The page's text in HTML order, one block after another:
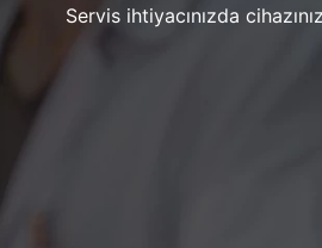
Servis ihtiyacınızda